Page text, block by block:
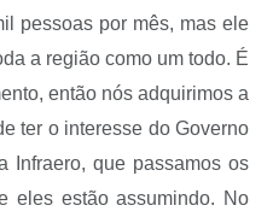
pessoas por mês, mas ele
a região como um todo. É
então nós adquirimos a
ter o interesse do Governo
Infraero, que passamos os
eles estão assumindo. No